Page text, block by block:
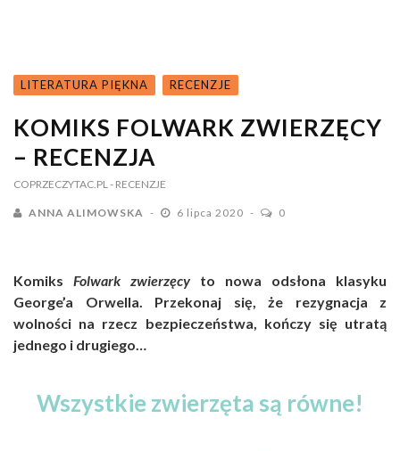
LITERATURA PIĘKNA RECENZJE
KOMIKS FOLWARK ZWIERZĘCY
– RECENZJA
COPRZECZYTAC.PL - RECENZJE
ANNA ALIMOWSKA 6 lipca 2020 0
Komiks Folwark zwierzęcyto nowa odsłona klasyku
George’a Orwella. Przekonaj się, że rezygnacja z
wolności na rzecz bezpieczeństwa, kończy się utratą
jednego i drugiego…
Wszystkie zwierzęta są równe!